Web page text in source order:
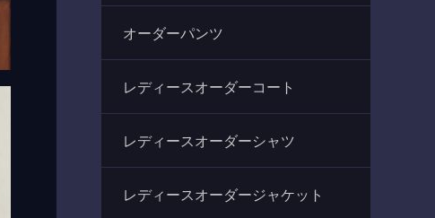
オーダーパンツ
レディースオーダーコート
レディースオーダーシャツ
レディースオーダージャケット